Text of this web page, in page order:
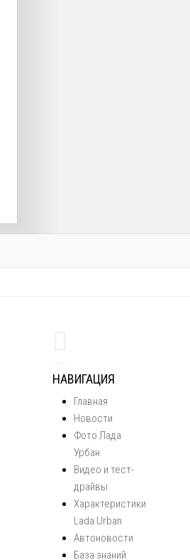
НАВИГАЦИЯ
Главная
Новости
Фото Лада
Урбан
Видео и тест-
драйвы
Характеристики
Lada Urban
Автоновости
База знаний